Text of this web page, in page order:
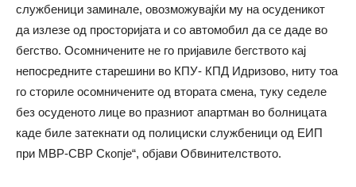
службеници заминале, овозможувајќи му на осуденикот
да излезе од просторијата и со автомобил да се даде во
бегство. Осомничените не го пријавиле бегството кај
непосредните старешини во КПУ- КПД Идризово, ниту тоа
го сториле осомничените од втората смена, туку седеле
без осуденото лице во празниот апартман во болницата
каде биле затекнати од полициски службеници од ЕИП
при МВР-СВР Скопје“, објави Обвинителството.